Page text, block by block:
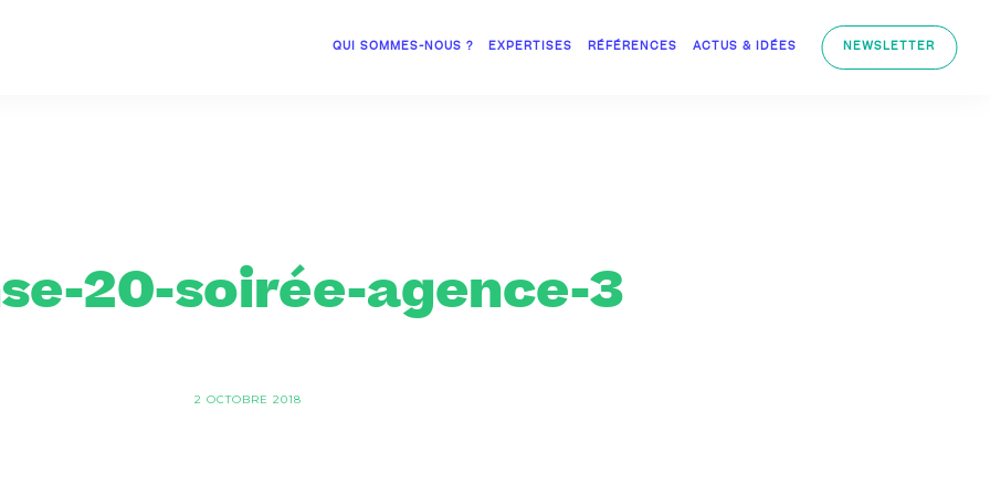
QUI SOMMES-NOUS ? EXPERTISES RÉFÉRENCES ACTUS & IDÉES NEWSLETTER
20-soirée-agence-3
2 OCTOBRE 2018